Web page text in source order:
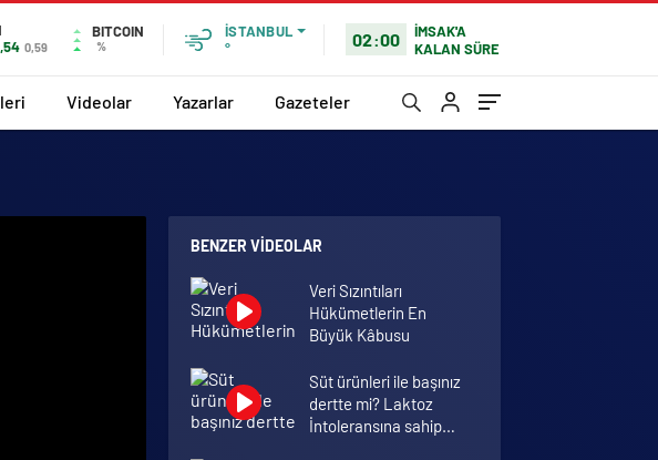
0,59
BITCOIN
%
İSTANBUL
°
02:00
İMSAK'A
KALAN SÜRE
Videolar Yazarlar Gazeteler
BENZER VIDEOLAR
Veri Sızıntıları
Hükümetlerin En
Büyük Kâbusu
Süt ürünleri ile başınız
dertte mi? Laktoz
İntoleransına sahip